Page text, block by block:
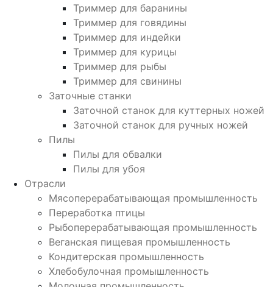
Триммер для баранины
Триммер для говядины
Триммер для индейки
Триммер для курицы
Триммер для рыбы
Триммер для свинины
Заточные станки
Заточной станок для куттерных ножей
Заточной станок для ручных ножей
Пилы
Пилы для обвалки
Пилы для убоя
Отрасли
Мясоперерабатывающая промышленность
Переработка птицы
Рыбоперерабатывающая промышленность
Веганская пищевая промышленность
Кондитерская промышленность
Хлебобулочная промышленность